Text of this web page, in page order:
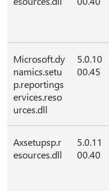
Microsoft.dy
namics.setu
p.reportings
ervices.reso
urces.dll
5.0.10
00.45
Axsetupsp.r
esources.dll
5.0.11
00.40